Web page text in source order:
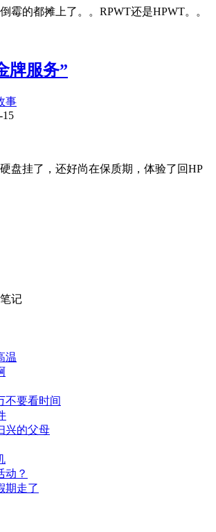
霉的都摊上了。。RPWT还是HPWT。。
牌服务”
事
15
盘挂了，还好尚在保质期，体验了回HP
记
温
不要看时间
兴的父母
动？
期走了